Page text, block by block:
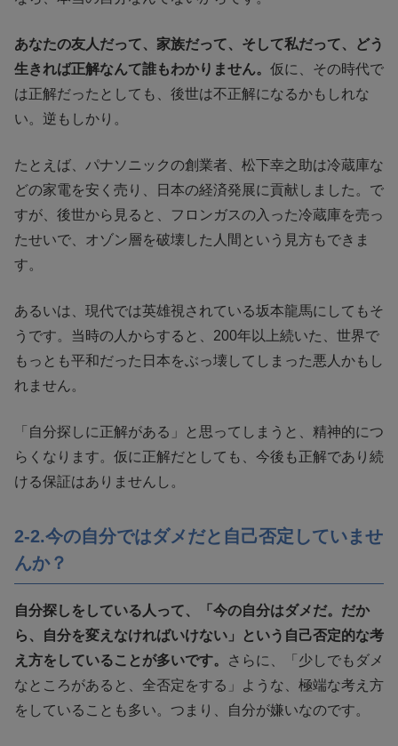
あなたの友人だって、家族だって、そして私だって、どう
生きれば正解なんて誰もわかりません。 仮に、その時代で
は正解だったとしても、後世は不正解になるかもしれな
い。逆もしかり。
たとえば、パナソニックの創業者、松下幸之助は冷蔵庫な
どの家電を安く売り、日本の経済発展に貢献しました。で
すが、後世から見ると、フロンガスの入った冷蔵庫を売っ
たせいで、オゾン層を破壊した人間という見方もできま
す。
あるいは、現代では英雄視されている坂本龍馬にしてもそ
うです。当時の人からすると、200年以上続いた、世界で
もっとも平和だった日本をぶっ壊してしまった悪人かもし
れません。
「自分探しに正解がある」と思ってしまうと、精神的につ
らくなります。仮に正解だとしても、今後も正解であり続
ける保証はありませんし。
2-2.今の自分ではダメだと自己否定していませ
んか？
自分探しをしている人って、「今の自分はダメだ。だか
ら、自分を変えなければいけない」という自己否定的な考
え方をしていることが多いです。
さらに、「少しでもダメ
なところがあると、全否定をする」ような、極端な考え方
をしていることも多い。つまり、自分が嫌いなのです。